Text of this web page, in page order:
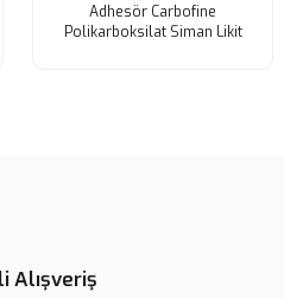
Adhesör Carbofine
Polikarboksilat Siman Likit
Alışveriş